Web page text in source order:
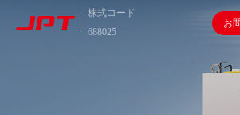
株式コード
688025
お